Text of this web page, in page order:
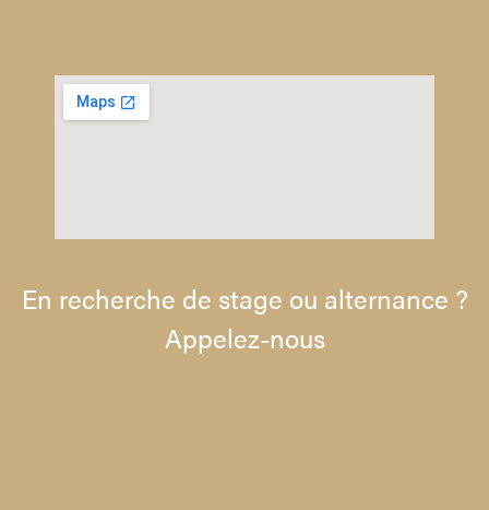
En recherche de stage ou alternance ?
Appelez-nous